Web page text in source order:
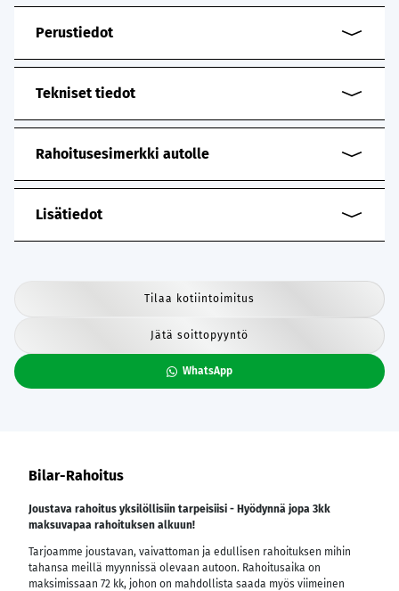
Perustiedot
Tekniset tiedot
Rahoitusesimerkki autolle
Lisätiedot
Tilaa kotiintoimitus
Jätä soittopyyntö
WhatsApp
Bilar-Rahoitus
Joustava rahoitus yksilöllisiin tarpeisiisi - Hyödynnä jopa 3kk
maksuvapaa rahoituksen alkuun!
Tarjoamme joustavan, vaivattoman ja edullisen rahoituksen mihin
tahansa meillä myynnissä olevaan autoon. Rahoitusaika on
maksimissaan 72 kk, johon on mahdollista saada myös viimeinen